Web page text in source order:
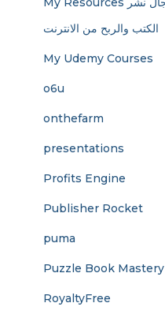
الكتب والربح من الانترنت
My Udemy Courses
o6u
onthefarm
presentations
Profits Engine
Publisher Rocket
puma
Puzzle Book Mastery
RoyaltyFree